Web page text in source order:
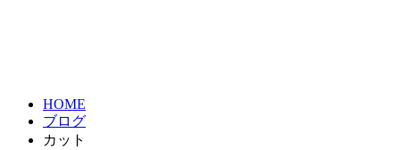
HOME
ブログ
カット